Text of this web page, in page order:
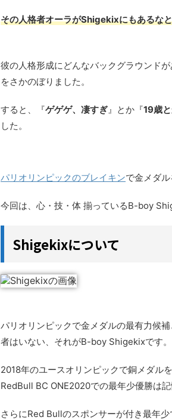
その人格者オーラがShigekixにもあるな
彼の人格形成にどんなバックグラウンド
をさかのぼりました。
すると、『ゲゲゲ、凄すぎ』とか『19歳
した。
パリオリンピックのブレイキンで金メダ
今回は、心・技・体 揃っているB-boy
Shigekixについて
パリオリンピックで金メダルの最有力候
者はいない、それがB-boy Shigekixです。
2018年のユースオリンピックで銅メダル
RedBull BC ONE2020での最年少優勝は記
さらにRed Bullのスポンサーが付き最年